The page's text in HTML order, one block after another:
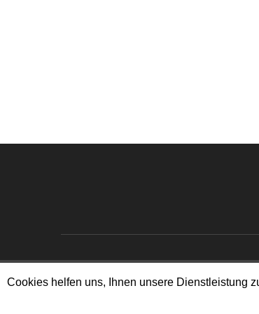
Cookies helfen uns, Ihnen unsere Dienstleistung